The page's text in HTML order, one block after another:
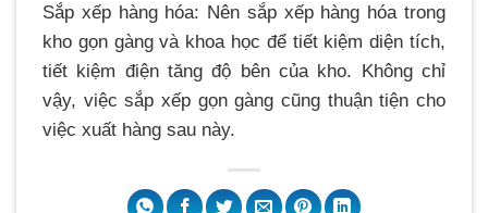
Sắp xếp hàng hóa: Nên sắp xếp hàng hóa trong
kho gọn gàng và khoa học để tiết kiệm diện tích,
tiết kiệm điện tăng độ bên của kho. Không chỉ
vậy, việc sắp xếp gọn gàng cũng thuận tiện cho
việc xuất hàng sau này.